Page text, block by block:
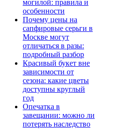
могилой: правила и
особенности
Почему цены на
сапфировые серьги в
Москве могут
отличаться в разы:
подробный разбор
Красивый букет вне
зависимости от
сезона: какие цветы
доступны круглый
год
Опечатка в
завещании: можно ли
потерять наследство